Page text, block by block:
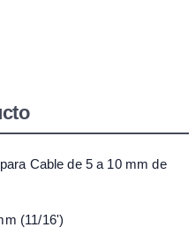
Cable de 5 a 10 mm de
(11/16')